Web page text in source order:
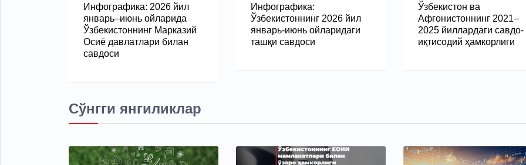
Инфографика: 2026 йил
январь–июнь ойларида
Ўзбекистоннинг Марказий
Осиё давлатлари билан
савдоси
Инфографика:
Ўзбекистоннинг 2026 йил
январь-июнь ойларидаги
ташқи савдоси
Ўзбекистон ва
Афғонистоннинг 2021–
2025 йиллардаги савдо-
иқтисодий ҳамкорлиги
Сўнгги янгиликлар